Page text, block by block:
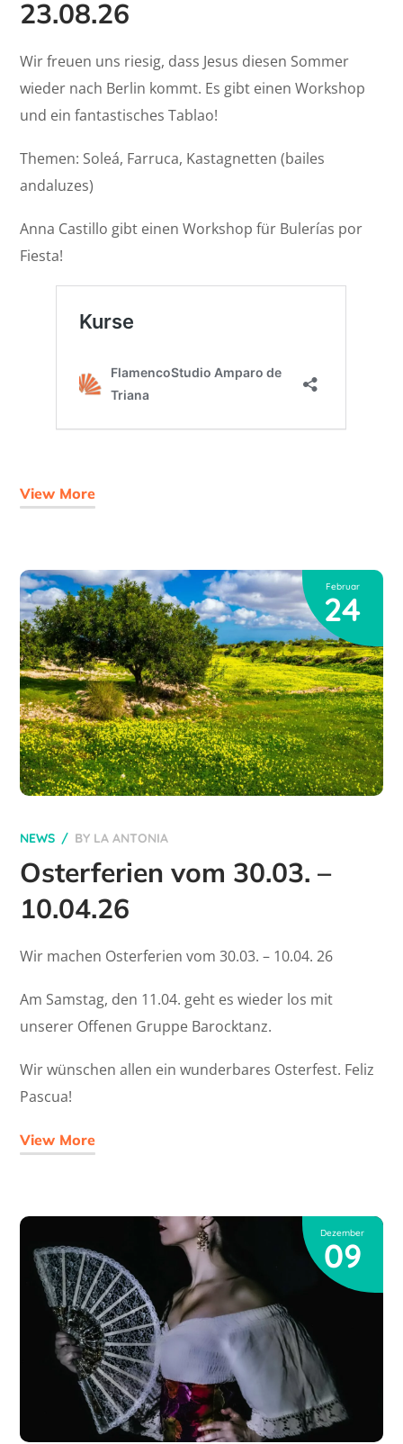
23.08.26
Wir freuen uns riesig, dass Jesus diesen Sommer
wieder nach Berlin kommt. Es gibt einen Workshop
und ein fantastisches Tablao!
Themen: Soleá, Farruca, Kastagnetten (bailes
andaluzes)
Anna Castillo gibt einen Workshop für Bulerías por
Fiesta!
View More
Februar
24
NEWS BY LA ANTONIA
Osterferien vom 30.03. –
10.04.26
Wir machen Osterferien vom 30.03. – 10.04. 26
Am Samstag, den 11.04. geht es wieder los mit
unserer Offenen Gruppe Barocktanz.
Wir wünschen allen ein wunderbares Osterfest. Feliz
Pascua!
View More
Dezember
09